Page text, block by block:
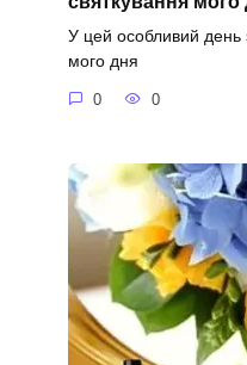
У цей особливий день
мого дня
0 0